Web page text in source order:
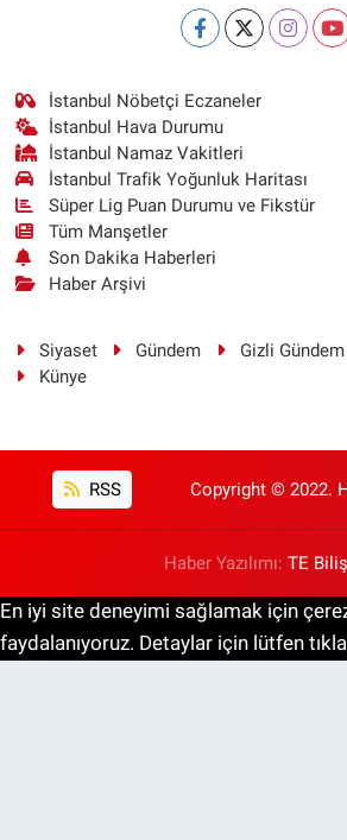
İstanbul Nöbetçi Eczaneler
İstanbul Hava Durumu
İstanbul Namaz Vakitleri
İstanbul Trafik Yoğunluk Haritası
Süper Lig Puan Durumu ve Fikstür
Tüm Manşetler
Son Dakika Haberleri
Haber Arşivi
Siyaset Gündem Gizli Gündem
Künye
RSS Copyright © 2022.
Haber Yazılımı: TE
En iyi site deneyimi sağlamak için
faydalanıyoruz. Detaylar için lütfen